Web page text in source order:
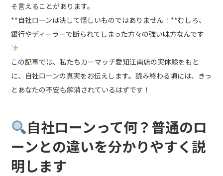
そ言えることがあります。
**自社ローンは決して怪しいものではありません！**むしろ、
銀行やディーラーで断られてしまった方々の強い味方なんです
この記事では、私たちカーマッチ愛知江南店の実体験をもと
に、自社ローンの真実をお伝えします。読み終わる頃には、きっ
とあなたの不安も解消されているはずです！
自社ローンって何？普通のロ
ーンとの違いを分かりやすく説
明します